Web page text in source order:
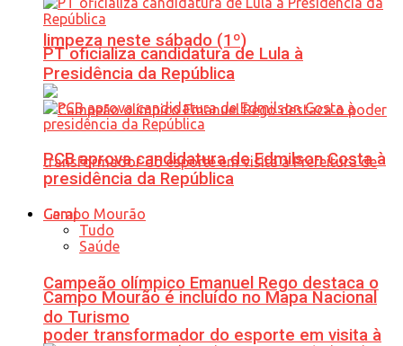
limpeza neste sábado (1º)
Campeão olímpico Emanuel Rego destaca o
poder transformador do esporte em visita à
PT oficializa candidatura de Lula à
Presidência da República
PCB aprova candidatura de Edmilson Costa à
presidência da República
Geral
Tudo
Saúde
Campo Mourão é incluído no Mapa Nacional
do Turismo